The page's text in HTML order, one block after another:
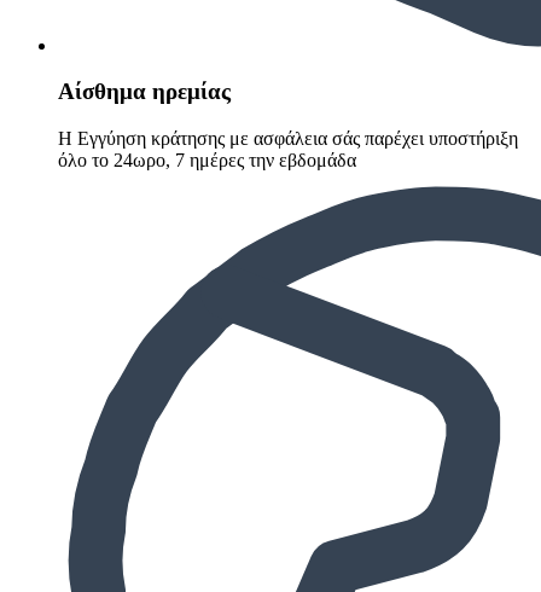
Αίσθημα ηρεμίας
Η Εγγύηση κράτησης με ασφάλεια σάς παρέχει υποστήριξη
όλο το 24ωρο, 7 ημέρες την εβδομάδα